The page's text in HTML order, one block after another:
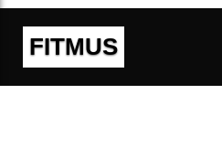
FITMUS